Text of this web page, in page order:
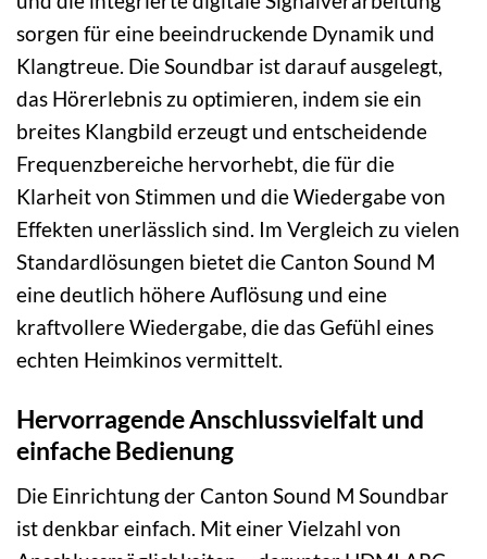
sorgen für eine beeindruckende Dynamik und
Klangtreue. Die Soundbar ist darauf ausgelegt,
das Hörerlebnis zu optimieren, indem sie ein
breites Klangbild erzeugt und entscheidende
Frequenzbereiche hervorhebt, die für die
Klarheit von Stimmen und die Wiedergabe von
Effekten unerlässlich sind. Im Vergleich zu vielen
Standardlösungen bietet die Canton Sound M
eine deutlich höhere Auflösung und eine
kraftvollere Wiedergabe, die das Gefühl eines
echten Heimkinos vermittelt.
Hervorragende Anschlussvielfalt und
einfache Bedienung
Die Einrichtung der Canton Sound M Soundbar
ist denkbar einfach. Mit einer Vielzahl von